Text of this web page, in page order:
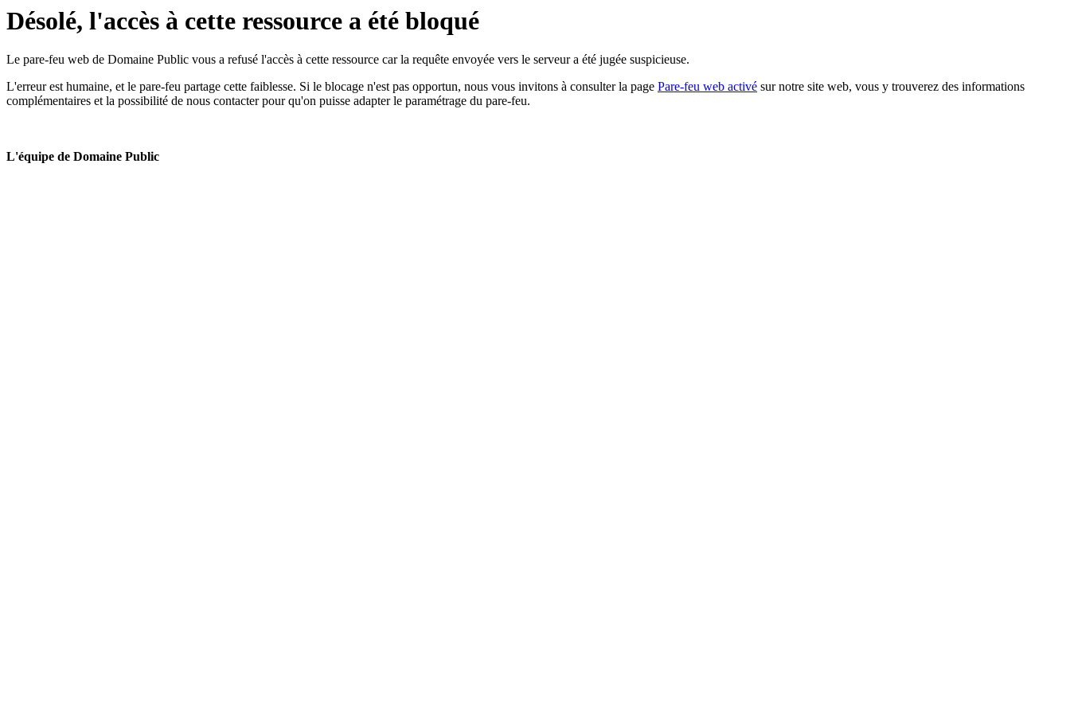
Désolé, l'accès à cette ressource a été bloqué
Le pare-feu web de Domaine Public vous a refusé l'accès à cette ressource car la requête envoyée vers le serveur a été jugée suspicieuse.
L'erreur est humaine, et le pare-feu partage cette faiblesse. Si le blocage n'est pas opportun, nous vous invitons à consulter la page Pare-feu web activé sur notre site web, vous y trouverez des informations
complémentaires et la possibilité de nous contacter pour qu'on puisse adapter le paramétrage du pare-feu.
L'équipe de Domaine Public